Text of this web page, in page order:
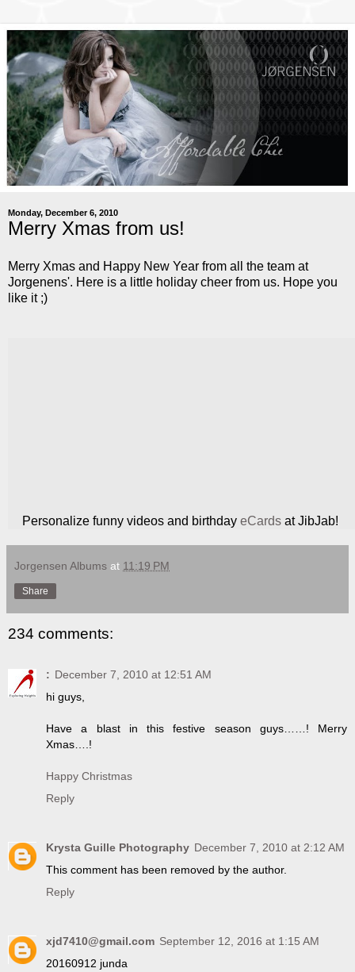
Monday, December 6, 2010
Merry Xmas from us!
Merry Xmas and Happy New Year from all the team at
Jorgenens'. Here is a little holiday cheer from us. Hope you
like it ;)
Personalize funny videos and birthday eCards at JibJab!
Jorgensen Albums at 11:19 PM
Share
234 comments:
: December 7, 2010 at 12:51 AM
hi guys,
Have a blast in this festive season guys……! Merry
Xmas….!
Happy Christmas
Reply
Krysta Guille Photography December 7, 2010 at 2:12 AM
This comment has been removed by the author.
Reply
xjd7410@gmail.com September 12, 2016 at 1:15 AM
20160912 junda